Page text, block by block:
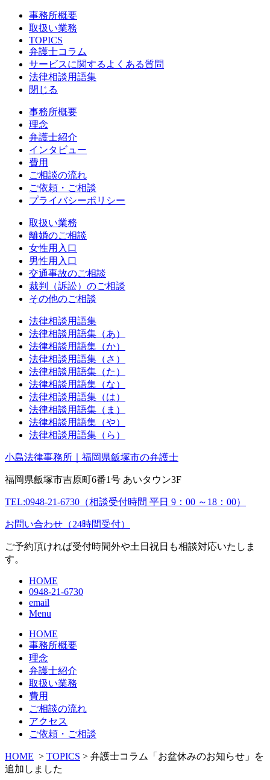
事務所概要
取扱い業務
TOPICS
弁護士コラム
サービスに関するよくある質問
法律相談用語集
閉じる
事務所概要
理念
弁護士紹介
インタビュー
費用
ご相談の流れ
ご依頼・ご相談
プライバシーポリシー
取扱い業務
離婚のご相談
女性用入口
男性用入口
交通事故のご相談
裁判（訴訟）のご相談
その他のご相談
法律相談用語集
法律相談用語集（あ）
法律相談用語集（か）
法律相談用語集（さ）
法律相談用語集（た）
法律相談用語集（な）
法律相談用語集（は）
法律相談用語集（ま）
法律相談用語集（や）
法律相談用語集（ら）
小島法律事務所｜福岡県飯塚市の弁護士
福岡県飯塚市吉原町6番1号 あいタウン3F
TEL:0948-21-6730（相談受付時間 平日 9：00 ～18：00）
お問い合わせ（24時間受付）
ご予約頂ければ受付時間外や土日祝日も相談対応いたしま
す。
HOME
0948-21-6730
email
Menu
HOME
事務所概要
理念
弁護士紹介
取扱い業務
費用
ご相談の流れ
アクセス
ご依頼・ご相談
HOME > TOPICS > 弁護士コラム「お盆休みのお知らせ」を
追加しました